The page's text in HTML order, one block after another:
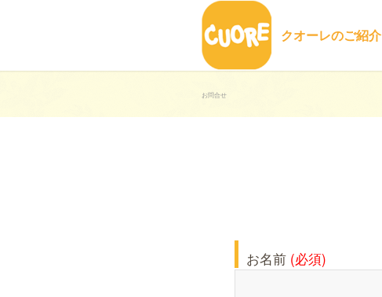
クオーレのご紹介
お問合せ
お名前 (必須)